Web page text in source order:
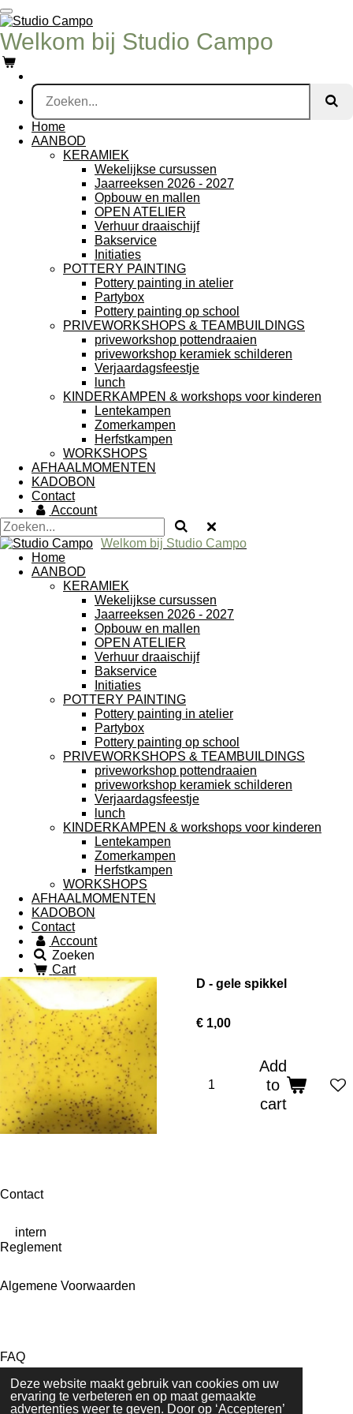
Deze website maakt gebruik van cookies om uw
ervaring te verbeteren en op maat gemaakte
advertenties weer te geven. Door op ‘Accepteren’
Ga
direct
naar
de
hoofdinhoud
Welkom bij Studio Campo
Home
AANBOD
KERAMIEK
Wekelijkse cursussen
Jaarreeksen 2026 - 2027
Opbouw en mallen
OPEN ATELIER
Verhuur draaischijf
Bakservice
Initiaties
POTTERY PAINTING
Pottery painting in atelier
Partybox
Pottery painting op school
PRIVEWORKSHOPS & TEAMBUILDINGS
priveworkshop pottendraaien
priveworkshop keramiek schilderen
Verjaardagsfeestje
lunch
KINDERKAMPEN & workshops voor kinderen
Lentekampen
Zomerkampen
Herfstkampen
WORKSHOPS
AFHAALMOMENTEN
KADOBON
Contact
Account
Welkom bij Studio Campo
Home
AANBOD
KERAMIEK
Wekelijkse cursussen
Jaarreeksen 2026 - 2027
Opbouw en mallen
OPEN ATELIER
Verhuur draaischijf
Bakservice
Initiaties
POTTERY PAINTING
Pottery painting in atelier
Partybox
Pottery painting op school
PRIVEWORKSHOPS & TEAMBUILDINGS
priveworkshop pottendraaien
priveworkshop keramiek schilderen
Verjaardagsfeestje
lunch
KINDERKAMPEN & workshops voor kinderen
Lentekampen
Zomerkampen
Herfstkampen
WORKSHOPS
AFHAALMOMENTEN
KADOBON
Contact
Account
Zoeken
Cart
D - gele spikkel
€ 1,00
Add
to
cart
Contact
intern
Reglement
Algemene Voorwaarden
FAQ